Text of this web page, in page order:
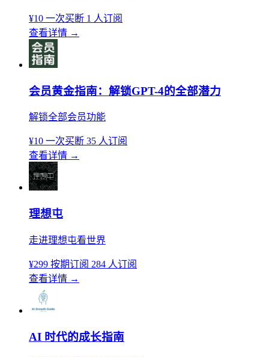
¥10 一次买断 1 人订阅
查看详情 →
会员黄金指南：解锁GPT-4的全部潜力
解锁全部会员功能
¥10 一次买断 35 人订阅
查看详情 →
理想屯
走进理想屯看世界
¥299 按期订阅 284 人订阅
查看详情 →
AI 时代的成长指南